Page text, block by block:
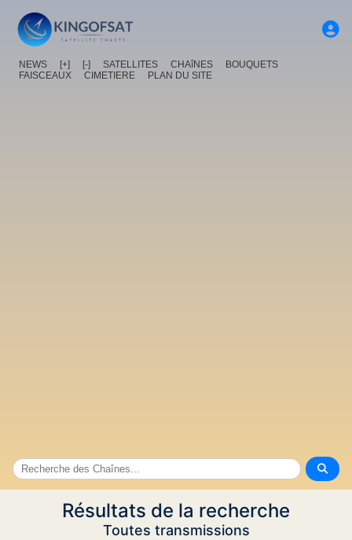
NEWS [+] [-] SATELLITES CHAîNES
BOUQUETS
FAISCEAUX
CIMETIERE PLAN DU SITE
Résultats de la recherche
Toutes transmissions